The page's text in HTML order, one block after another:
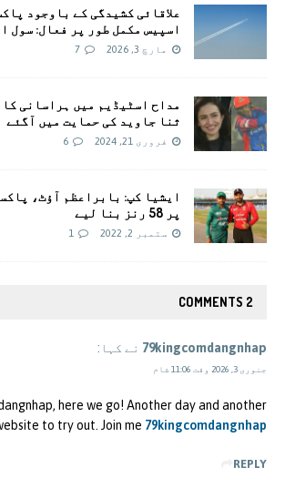
علاقائی کشیدگی کے باوجود
اسپیس مکمل طور پر فعال: سول
مارچ 3, 2026 7
مداح اسٹیڈیم میں ہراسانی
ثنا جاوید کی حمایت میں آگئے
فروری 21, 2024 6
ایشیا کپ: بابراعظم آؤٹ،
پر 58 رنز بنا لیے
ستمبر 2, 2022 1
2 COMMENTS
79kingcomdangnhap نے کہا:
جنوری 3, 2026 وقت 11:06 شام
here we go! Another day and another
to try out. Join me 79kingcomdangnhap
REPLY